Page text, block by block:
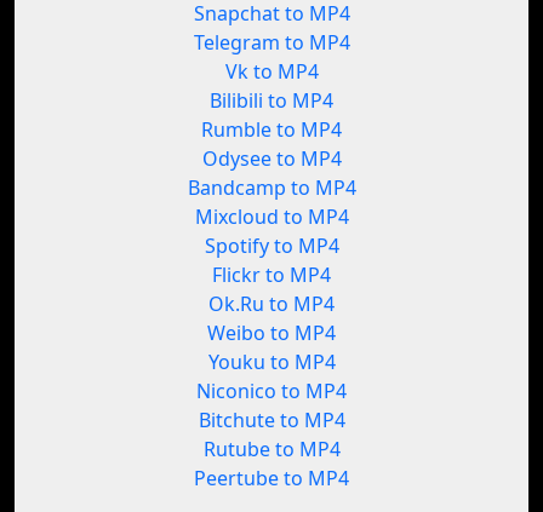
Snapchat to MP4
Telegram to MP4
Vk to MP4
Bilibili to MP4
Rumble to MP4
Odysee to MP4
Bandcamp to MP4
Mixcloud to MP4
Spotify to MP4
Flickr to MP4
Ok.Ru to MP4
Weibo to MP4
Youku to MP4
Niconico to MP4
Bitchute to MP4
Rutube to MP4
Peertube to MP4